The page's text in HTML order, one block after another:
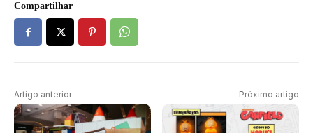
Compartilhar
Artigo anterior Próximo artigo